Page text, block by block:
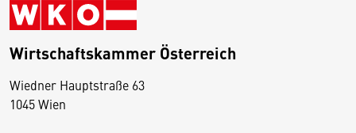
Wirtschaftskammer Österreich
Wiedner Hauptstraße 63
1045 Wien
D